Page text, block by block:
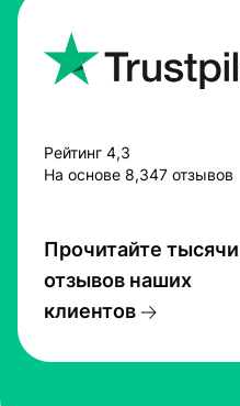
Рейтинг 4,3
На основе 8,347 отзывов
Прочитайте тысячи
отзывов наших
клиентов